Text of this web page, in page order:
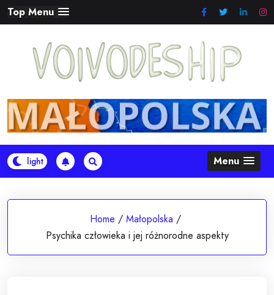
Skip
to
Top Menu
Menu
Home / Małopolska /
Psychika człowieka i jej różnorodne aspekty